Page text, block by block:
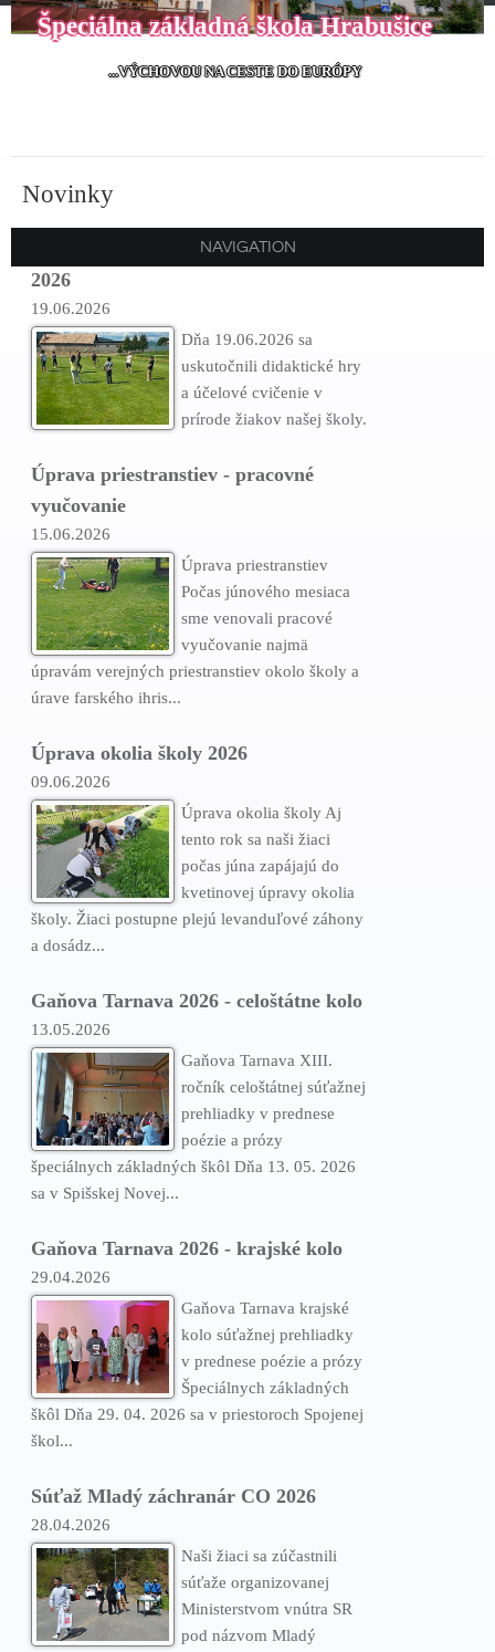
Špeciálna základná škola Hrabušice
...VÝCHOVOU NA CESTE DO EURÓPY
NAVIGATION
Novinky
Didaktické hry a účelové cvičenie jún
2026
19.06.2026
Dňa 19.06.2026 sa
uskutočnili didaktické hry
a účelové cvičenie v
prírode žiakov našej školy.
Úprava priestranstiev - pracovné
vyučovanie
15.06.2026
Úprava priestranstiev
Počas júnového mesiaca
sme venovali pracové
vyučovanie najmä
úpravám verejných priestranstiev okolo školy a
úrave farského ihris...
Úprava okolia školy 2026
09.06.2026
Úprava okolia školy Aj
tento rok sa naši žiaci
počas júna zapájajú do
kvetinovej úpravy okolia
školy. Žiaci postupne plejú levanduľové záhony
a dosádz...
Gaňova Tarnava 2026 - celoštátne kolo
13.05.2026
Gaňova Tarnava XIII.
ročník celoštátnej súťažnej
prehliadky v prednese
poézie a prózy
špeciálnych základných škôl Dňa 13. 05. 2026
sa v Spišskej Novej...
Gaňova Tarnava 2026 - krajské kolo
29.04.2026
Gaňova Tarnava krajské
kolo súťažnej prehliadky
v prednese poézie a prózy
Špeciálnych základných
škôl Dňa 29. 04. 2026 sa v priestoroch Spojenej
škol...
Súťaž Mladý záchranár CO 2026
28.04.2026
Naši žiaci sa zúčastnili
súťaže organizovanej
Ministerstvom vnútra SR
pod názvom Mladý